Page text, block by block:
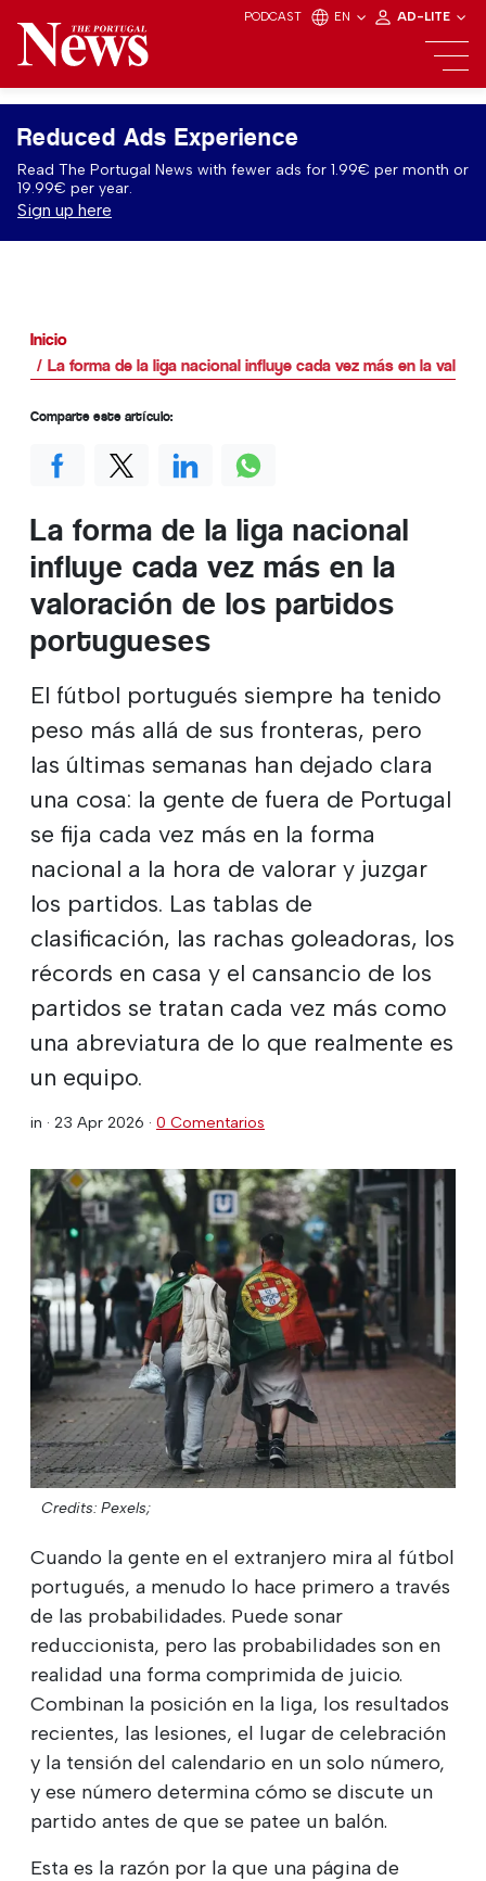
PODCAST EN AD-LITE
Reduced Ads Experience
Read The Portugal News with fewer ads for 1.99€ per month or
19.99€ per year.
Sign up here
Inicio
La forma de la liga nacional influye cada vez más en la
La forma de la liga nacional
influye cada vez más en la
valoración de los partidos
portugueses
El fútbol portugués siempre ha tenido
peso más allá de sus fronteras, pero
las últimas semanas han dejado clara
una cosa: la gente de fuera de Portugal
se fija cada vez más en la forma
nacional a la hora de valorar y juzgar
los partidos. Las tablas de
clasificación, las rachas goleadoras, los
récords en casa y el cansancio de los
partidos se tratan cada vez más como
una abreviatura de lo que realmente es
un equipo.
in · 23 Apr 2026 · 0 Comentarios
Credits: Pexels;
Cuando la gente en el extranjero mira al fútbol
portugués, a menudo lo hace primero a través
de las probabilidades. Puede sonar
reduccionista, pero las probabilidades son en
realidad una forma comprimida de juicio.
Combinan la posición en la liga, los resultados
recientes, las lesiones, el lugar de celebración
y la tensión del calendario en un solo número,
y ese número determina cómo se discute un
partido antes de que se patee un balón.
Esta es la razón por la que una página de
Comparte este artículo: